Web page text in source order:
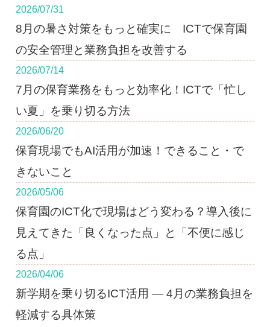
2026/07/31
8月の暑さ対策をもっと確実に ICTで保育園
の安全管理と業務負担を改善する
2026/07/14
7月の保育業務をもっと効率化！ICTで「忙し
い夏」を乗り切る方法
2026/06/20
保育現場でもAI活用が加速！できること・で
きないこと
2026/05/06
保育園のICT化で現場はどう変わる？導入後に
見えてきた「良くなった点」と「不便に感じ
る点」
2026/04/06
新学期を乗り切るICT活用 ― 4月の業務負担を
軽減する具体策